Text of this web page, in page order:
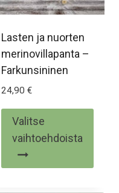
sivulla.
Lasten ja nuorten
merinovillapanta –
Farkunsininen
24,90 €
Valitse
vaihtoehdoista